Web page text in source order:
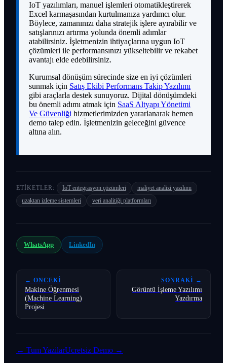
IoT yazılımları, manuel işlemleri otomatikleştirerek
Excel karmaşasından kurtulmanıza yardımcı olur.
Böylece, zamanınızı daha stratejik işlere ayırabilir ve
satışlarınızı artırma yolunda önemli adımlar
atabilirsiniz. İşletmenizin ihtiyaçlarına uygun IoT
çözümleri ile performansınızı yükseltebilir ve rekabet
avantajı elde edebilirsiniz.
Kurumsal dönüşüm sürecinde size en iyi çözümleri
sunmak için Satış Ekibi Performans Takip Yazılımı
gibi araçlarla destek sunuyoruz. Dijital dönüşümdeki
bu önemli adımı atmak için SaaS Altyapı Yönetimi
Ve Güvenliği hizmetlerimizden yararlanarak hemen
demo talep edin. İşletmenizin geleceğini güvence
altına alın.
ETIKETLER: IoT entegrasyon çözümleri
maliyet analizi yazılımı
uzaktan izleme sistemleri
veri analitiği platformları
WhatsApp LinkedIn
← ONCEKI
Makine Öğrenmesi
(Machine Learning)
Projesi
SONRAKI →
Görüntü İşleme Yazılımı
Yazdırma
← Tum YazilarUcretsiz Demo →